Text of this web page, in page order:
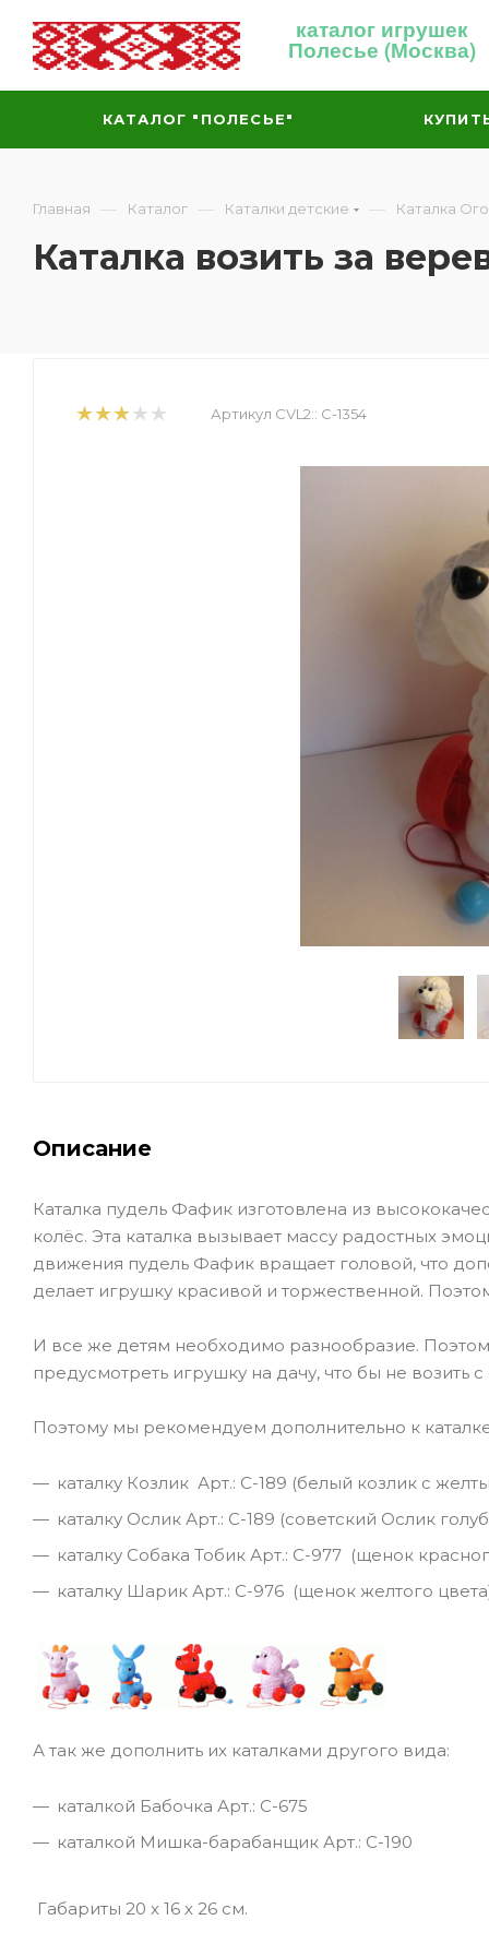
каталог игрушек
Полесье (Москва)
КАТАЛОГ "ПОЛЕСЬЕ"
Главная — Каталог — Каталки детские — Каталка
Каталка возить за
Артикул CVL2:: С-1354
Описание
Каталка пудель Фафик изготовлена из
колёс. Эта каталка вызывает массу радостных
движения пудель Фафик вращает головой, что
делает игрушку красивой и торжественной.
И все же детям необходимо разнообразие.
предусмотреть игрушку на дачу, что бы не возить
Поэтому мы рекомендуем дополнительно к
каталку Козлик Арт.: С-189 (белый козлик с
каталку Ослик Арт.: С-189 (советский Ослик
каталку Собака Тобик Арт.: С-977 (щенок
каталку Шарик Арт.: С-976 (щенок желтого
А так же дополнить их каталками другого вида:
каталкой Бабочка Арт.: С-675
каталкой Мишка-барабанщик Арт.: С-190
Габариты 20 х 16 х 26 см.